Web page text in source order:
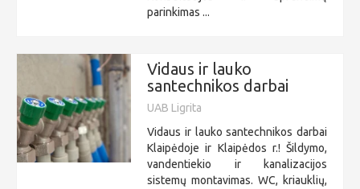
parinkimas ...
Vidaus ir lauko
santechnikos darbai
UAB Ligrita
Vidaus ir lauko santechnikos darbai
Klaipėdoje ir Klaipėdos r.! Šildymo,
vandentiekio ir kanalizacijos
sistemų montavimas. WC, kriauklių,